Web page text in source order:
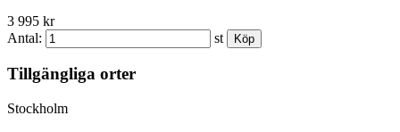
3 995 kr
Antal:
st
Tillgängliga orter
Stockholm